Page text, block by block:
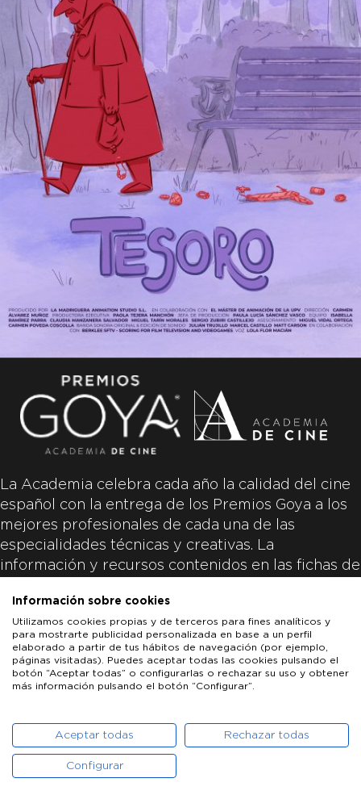
La Academia celebra cada año la calidad del cine
español con la entrega de los Premios Goya a los
mejores profesionales de cada una de las
especialidades técnicas y creativas. La
información y recursos contenidos en las fichas de
productoras de las películas y responsabilidad
única y exclusiva de las mismas.
ACADEMIA DE CINE
PATROCINADORES PRENSA CONTACTO
POLÍTICA DE COOKIES
Información sobre cookies
Utilizamos cookies propias y de terceros para fines analíticos y
para mostrarte publicidad personalizada en base a un perfil
elaborado a partir de tus hábitos de navegación (por ejemplo,
páginas visitadas). Puedes aceptar todas las cookies pulsando el
botón “Aceptar todas” o configurarlas o rechazar su uso y obtener
más información pulsando el botón “Configurar”.
Aceptar todas Rechazar todas
Configurar